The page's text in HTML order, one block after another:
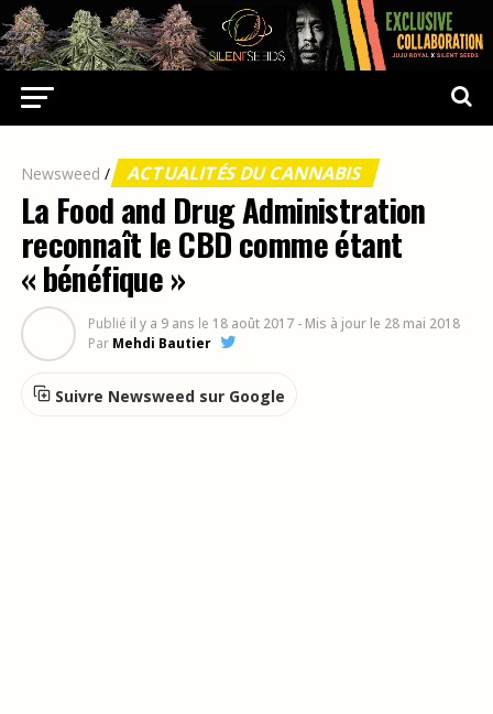
Newsweed / ACTUALITÉS DU CANNABIS
La Food and Drug Administration
reconnaît le CBD comme étant
« bénéfique »
Publié il y a 9 ans le 18 août 2017 - Mis à jour le 28 mai 2018
Par Mehdi Bautier
Suivre Newsweed sur Google